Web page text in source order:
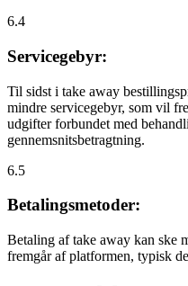
6.4
Servicegebyr:
Til sidst i take away
mindre servicegebyr, som vil
udgifter forbundet med
gennemsnitsbetragtning.
6.5
Betalingsmetoder:
Betaling af take away kan ske
fremgår af platformen, typisk